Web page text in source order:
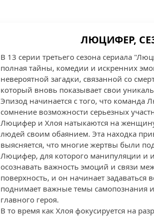
ЛЮЦИФЕР,
В 13 серии третьего сезона сериала
полная тайны, комедии и искренних
невероятной загадки, связанной со
который вновь показывает свои
Эпизод начинается с того, что команда
сомнение возможности серьезных
Люцифер и Хлоя натыкаются на
людей своим обаянием. Эта находка
выясняется, что многие жертвы были
Люцифер, для которого манипуляции и
осознавать важность эмоций и связи
поверхность, и он начинает
поднимает важные темы самопознания
главного героя.
В то время как Хлоя фокусируется на